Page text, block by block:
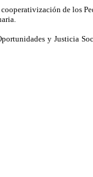
de los
y Justicia